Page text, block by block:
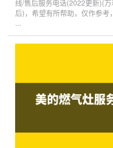
线/售后服务电话(2022更新)(
后)，希望有所帮助，仅作参
...